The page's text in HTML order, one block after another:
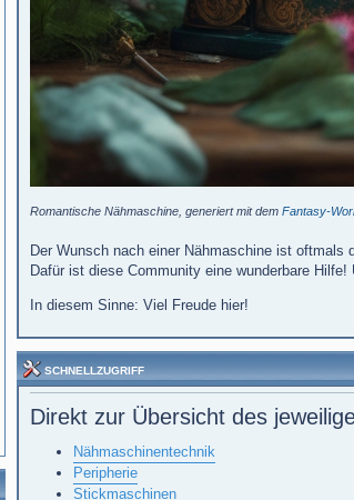
Romantische Nähmaschine, generiert mit dem Fantasy-
Der Wunsch nach einer Nähmaschine ist oftmals
Dafür ist diese Community eine wunderbare
In diesem Sinne: Viel Freude hier!
SCHNELLZUGRIFF
Direkt zur Übersicht des
Nähmaschinentechnik
Peripherie
Stickmaschinen